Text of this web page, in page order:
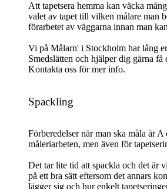
Att tapetsera hemma kan väcka
valet av tapet till vilken målare man
förarbetet av väggarna innan man
Vi på Målarn' i Stockholm har lång
Smedslätten och hjälper dig gärna få
Kontakta oss för mer info.
Spackling
Förberedelser när man ska måla är
måleriarbeten, men även för
Det tar lite tid att spackla och det är
på ett bra sätt eftersom det annars
lägger sig och hur enkelt